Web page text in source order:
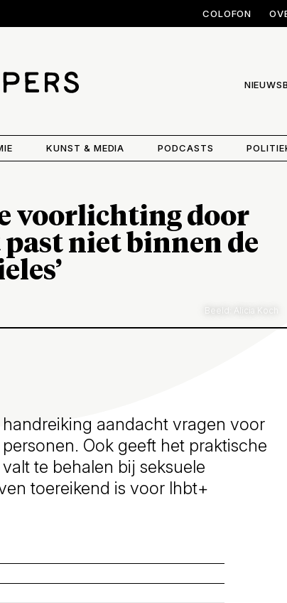
COLOFON
KUNST & MEDIA PODCASTS
voorlichting door
niet binnen de
Beeld: Alicia Koch
aandacht vragen voor
Ook geeft het praktische
te behalen bij seksuele
toereikend is voor lhbt+